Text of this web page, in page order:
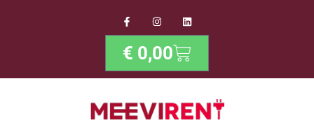
€ 0,00